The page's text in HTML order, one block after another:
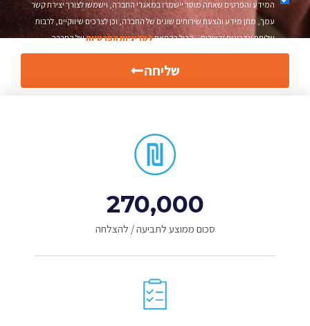
המידע והפרטים שאתה מוסר יישמרו במאגרי החברה, וישמשו לצורך יצירת קשר
עמך, מתן מידע והצעת שירותים שונים של החברה, וכן לצרכים שיווקיים, לרבות
שליחת עדכונים ודיוורים – הכול בהתאםלמדיניות הפרטיותשל החברה.
שליחה
סכום ממוצע לתביעה / להצלחה
270,000